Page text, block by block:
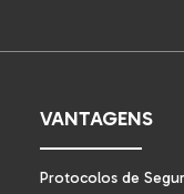
VANTAGENS
Protocolos de